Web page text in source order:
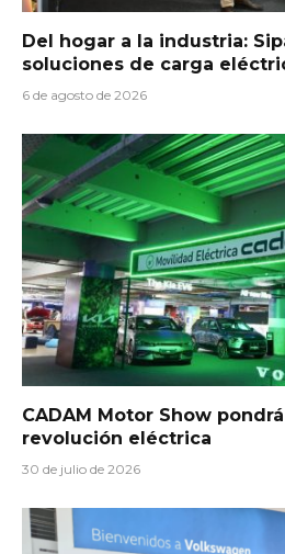
Del hogar a la industria:
soluciones de carga
6 de agosto de 2026
CADAM Motor Show
revolución eléctrica
30 de julio de 2026